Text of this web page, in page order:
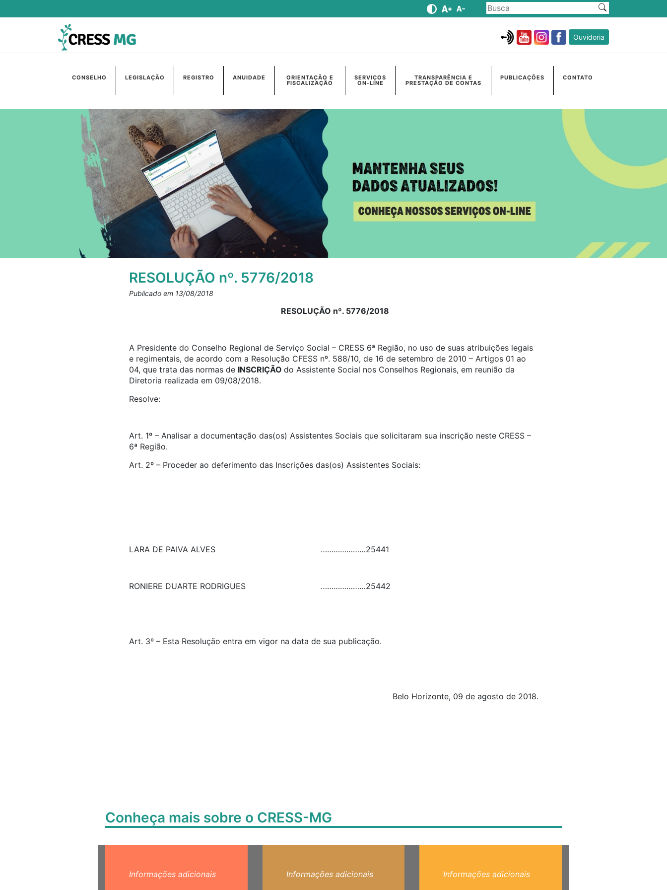
Ouvidoria
CONSELHO LEGISLAÇÃO REGISTRO ANUIDADE ORIENTAÇÃO E
FISCALIZAÇÃO
SERVIÇOS
ON-LINE
TRANSPARÊNCIA E
PRESTAÇÃO DE CONTAS
PUBLICAÇÕES CONTATO
RESOLUÇÃO nº. 5776/2018
Publicado em 13/08/2018
RESOLUÇÃO nº. 5776/2018
A Presidente do Conselho Regional de Serviço Social – CRESS 6ª Região, no uso de suas atribuições legais
e regimentais, de acordo com a Resolução CFESS nº. 588/10, de 16 de setembro de 2010 – Artigos 01 ao
04, que trata das normas de INSCRIÇÃO do Assistente Social nos Conselhos Regionais, em reunião da
Diretoria realizada em 09/08/2018.
Resolve:
Art. 1º – Analisar a documentação das(os) Assistentes Sociais que solicitaram sua inscrição neste CRESS –
6ª Região.
Art. 2º – Proceder ao deferimento das Inscrições das(os) Assistentes Sociais:
LARA DE PAIVA ALVES …………………25441
RONIERE DUARTE RODRIGUES …………………25442
Art. 3º – Esta Resolução entra em vigor na data de sua publicação.
Belo Horizonte, 09 de agosto de 2018.
Conheça mais sobre o CRESS-MG
Informações adicionais Informações adicionais Informações adicionais